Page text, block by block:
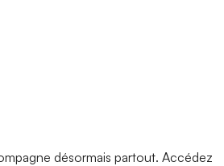
désormais partout. Accédez